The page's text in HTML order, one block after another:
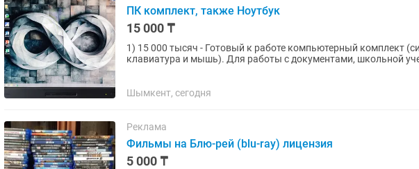
ПК комплект, также Ноутбук
15 000 ₸
1) 15 000 тысяч - Готовый к работе компьютерный комплект
клавиатура и мышь). Для работы с документами, школьной учебы, просмотра видео. Система
Шымкент, сегодня
Реклама
Фильмы на Блю-рей (blu-ray) лицензия
5 000 ₸